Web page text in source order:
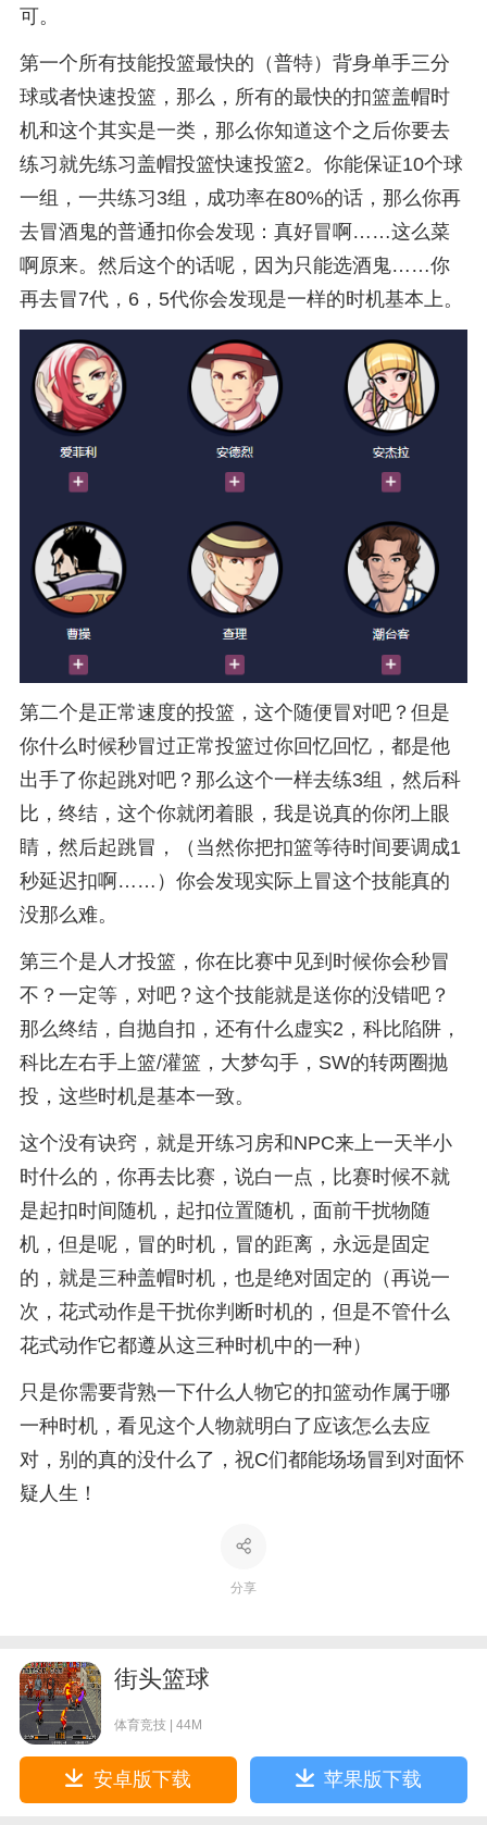
可。
第一个所有技能投篮最快的（普特）背身单手三分
球或者快速投篮，那么，所有的最快的扣篮盖帽时
机和这个其实是一类，那么你知道这个之后你要去
练习就先练习盖帽投篮快速投篮2。你能保证10个球
一组，一共练习3组，成功率在80%的话，那么你再
去冒酒鬼的普通扣你会发现：真好冒啊……这么菜
啊原来。然后这个的话呢，因为只能选酒鬼……你
再去冒7代，6，5代你会发现是一样的时机基本上。
第二个是正常速度的投篮，这个随便冒对吧？但是
你什么时候秒冒过正常投篮过你回忆回忆，都是他
出手了你起跳对吧？那么这个一样去练3组，然后科
比，终结，这个你就闭着眼，我是说真的你闭上眼
睛，然后起跳冒，（当然你把扣篮等待时间要调成1
秒延迟扣啊……）你会发现实际上冒这个技能真的
没那么难。
第三个是人才投篮，你在比赛中见到时候你会秒冒
不？一定等，对吧？这个技能就是送你的没错吧？
那么终结，自抛自扣，还有什么虚实2，科比陷阱，
科比左右手上篮/灌篮，大梦勾手，SW的转两圈抛
投，这些时机是基本一致。
这个没有诀窍，就是开练习房和NPC来上一天半小
时什么的，你再去比赛，说白一点，比赛时候不就
是起扣时间随机，起扣位置随机，面前干扰物随
机，但是呢，冒的时机，冒的距离，永远是固定
的，就是三种盖帽时机，也是绝对固定的（再说一
次，花式动作是干扰你判断时机的，但是不管什么
花式动作它都遵从这三种时机中的一种）
只是你需要背熟一下什么人物它的扣篮动作属于哪
一种时机，看见这个人物就明白了应该怎么去应
对，别的真的没什么了，祝C们都能场场冒到对面怀
疑人生！
分享
街头篮球
体育竞技 | 44M
安卓版下载 苹果版下载